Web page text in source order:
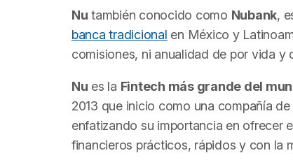
Nu también conocido como Nubank,
banca tradicional en México y
comisiones, ni anualidad de por vida y
Nu es la Fintech más grande del
2013 que inicio como una compañía
enfatizando su importancia en ofrecer
financieros prácticos, rápidos y con la